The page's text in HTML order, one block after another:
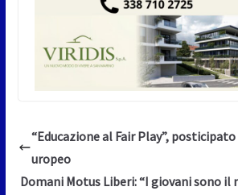
“Educazione al Fair Play”,
uropeo
Domani Motus Liberi: “I giovani sono il